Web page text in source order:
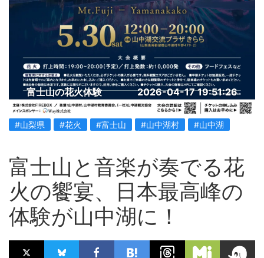
富士山の花火体験 2026-04-17 19:51:26
#山梨県 #花火 #富士山 #山中湖村 #山中湖
富士山と音楽が奏でる花
火の饗宴、日本最高峰の
体験が山中湖に！